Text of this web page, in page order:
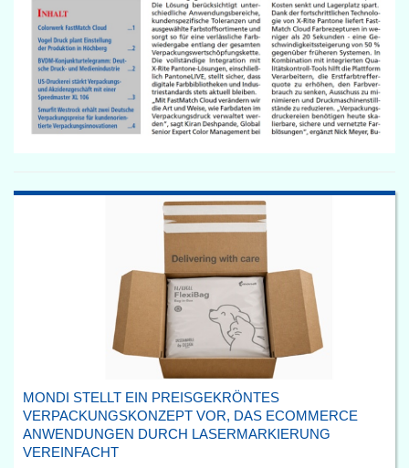
MONDI STELLT EIN PREISGEKRÖNTES
VERPACKUNGSKONZEPT VOR, DAS ECOMMERCE
ANWENDUNGEN DURCH LASERMARKIERUNG
VEREINFACHT